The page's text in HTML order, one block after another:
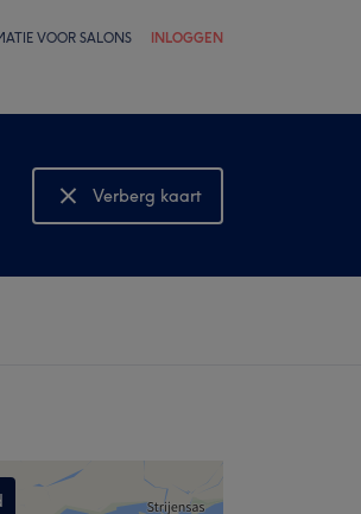
VOOR SALONS INLOGGEN
Verberg kaart
Bekijk kaart